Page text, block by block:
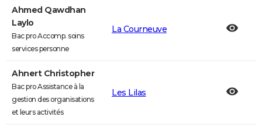
Ahmed Qawdhan
Laylo
Bac pro Accomp. soins
services personne
La Courneuve
Ahnert Christopher
Bac pro Assistance à la
gestion des organisations
et leurs activités
Les Lilas